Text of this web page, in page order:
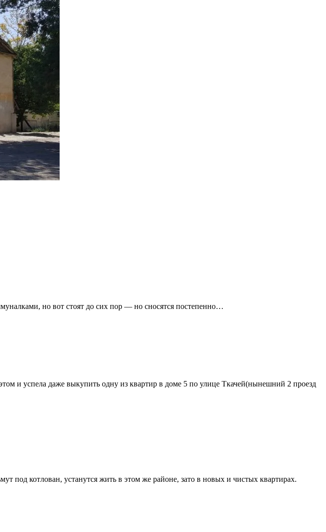
но вот стоят до сих пор — но сносятся постепенно…
и успела даже выкупить одну из квартир в доме 5 по улице Ткачей(нынешний 2 проезд
под котлован, устанутся жить в этом же районе, зато в новых и чистых квартирах.